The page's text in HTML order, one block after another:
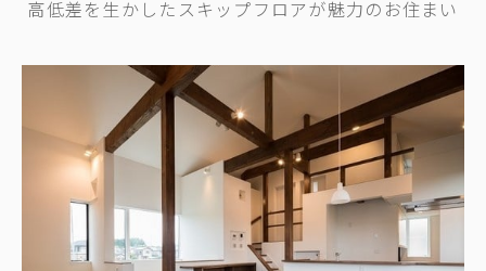
高低差を生かしたスキップフロアが魅力のお住まい